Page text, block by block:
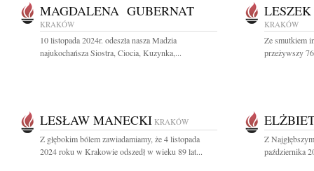
MAGDALENA GUBERNAT
KRAKÓW
10 listopada 2024r. odeszła nasza Madzia
najukochańsza Siostra, Ciocia, Kuzynka,...
KRAKÓW
Ze smutkiem
przeżywszy
LESŁAW MANECKI KRAKÓW
Z głębokim bólem zawiadamiamy, że 4 listopada
2024 roku w Krakowie odszedł w wieku 89 lat...
Z
października